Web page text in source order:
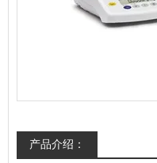
产品介绍：